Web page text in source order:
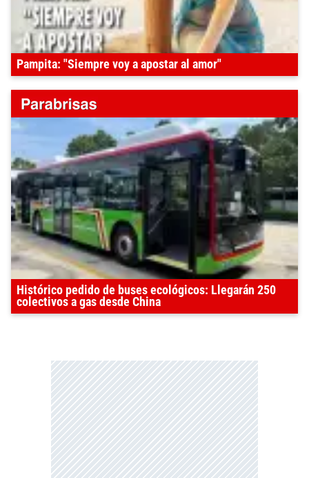
Pampita: "Siempre voy a apostar al amor"
Histórico pedido de buses ecológicos: Llegarán 250
colectivos a gas desde China